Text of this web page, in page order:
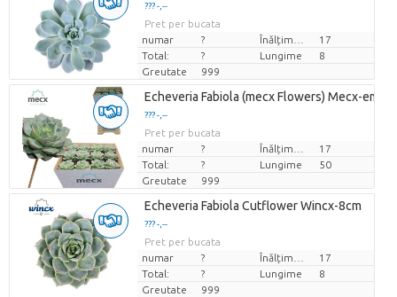
??? -,--
Pret per bucata
numar
?
17
Total:
? Lungime
8
Greutate
999
Echeveria Fabiola (mecx Flowers) Mecx-
??? -,--
Pret per bucata
numar
?
17
Total:
? Lungime
50
Greutate
999
Echeveria Fabiola Cutflower Wincx-8cm
??? -,--
Pret per bucata
numar
?
17
Total:
? Lungime
8
Greutate
999